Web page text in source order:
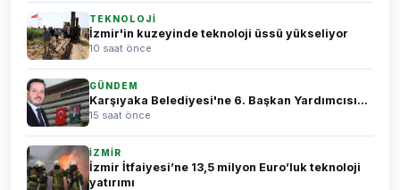
TEKNOLOJİ
İzmir'in kuzeyinde teknoloji üssü yükseliyor
10 saat önce
GÜNDEM
Karşıyaka Belediyesi'ne 6. Başkan Yardımcısı...
15 saat önce
İZMİR
İzmir İtfaiyesi’ne 13,5 milyon Euro’luk teknoloji
yatırımı